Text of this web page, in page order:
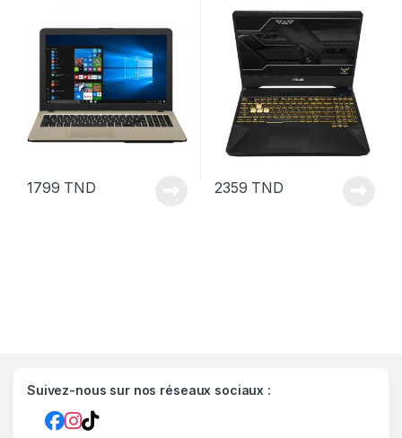
1799 TND
GeForce GTX 1650 4Go Noir
2359 TND
Suivez-nous sur nos réseaux sociaux :